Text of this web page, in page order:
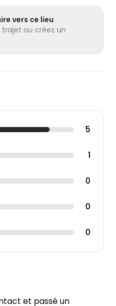
vers ce lieu
trajet ou créez un
5
1
0
0
0
et passé un